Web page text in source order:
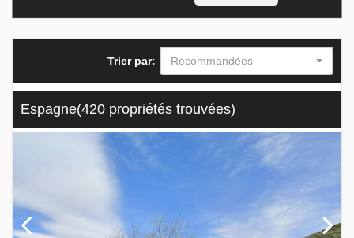
Espagne(420 propriétés trouvées)
Trier par: Recommandées